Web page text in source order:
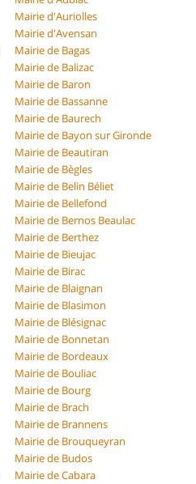
Mairie d'Auriolles
Mairie d'Avensan
Mairie de Bagas
Mairie de Balizac
Mairie de Baron
Mairie de Bassanne
Mairie de Baurech
Mairie de Bayon sur Gironde
Mairie de Beautiran
Mairie de Bègles
Mairie de Belin Béliet
Mairie de Bellefond
Mairie de Bernos Beaulac
Mairie de Berthez
Mairie de Bieujac
Mairie de Birac
Mairie de Blaignan
Mairie de Blasimon
Mairie de Blésignac
Mairie de Bonnetan
Mairie de Bordeaux
Mairie de Bouliac
Mairie de Bourg
Mairie de Brach
Mairie de Brannens
Mairie de Brouqueyran
Mairie de Budos
Mairie de Cabara